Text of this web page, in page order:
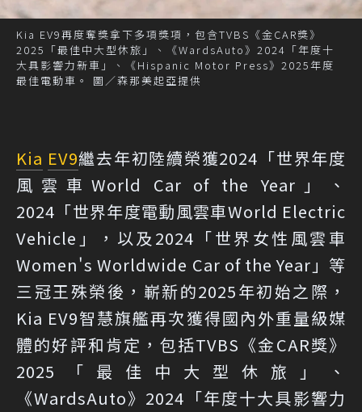
Kia EV9再度奪獎拿下多項獎項，包含TVBS《金CAR獎》
2025「最佳中大型休旅」、《WardsAuto》2024「年度十
大具影響力新車」、《Hispanic Motor Press》2025年度
最佳電動車。 圖／森那美起亞提供
Kia EV9繼去年初陸續榮獲2024「世界年度
風雲車World Car of the Year」、
2024「世界年度電動風雲車World Electric
Vehicle」，以及2024「世界女性風雲車
Women's Worldwide Car of the Year」等
三冠王殊榮後，嶄新的2025年初始之際，
Kia EV9智慧旗艦再次獲得國內外重量級媒
體的好評和肯定，包括TVBS《金CAR獎》
2025「最佳中大型休旅」、
《WardsAuto》2024「年度十大具影響力